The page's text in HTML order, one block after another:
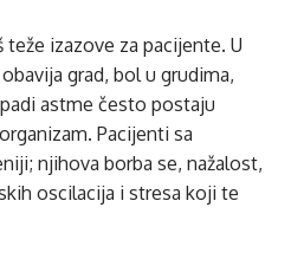
izazove za pacijente. U
grad, bol u grudima,
astme često postaju
Pacijenti sa
njihova borba se, nažalost,
oscilacija i stresa koji te